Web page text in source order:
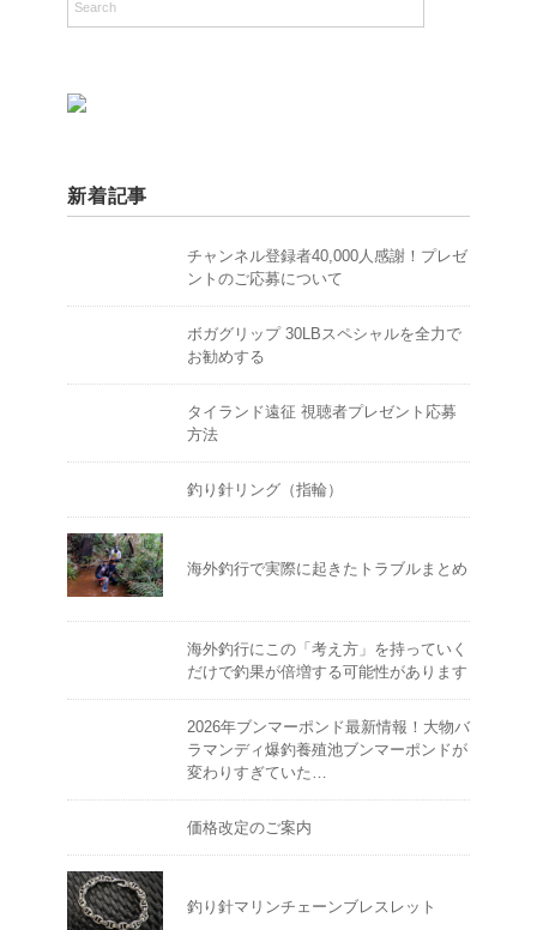
新着記事
チャンネル登録者40,000人感謝！プレゼ
ントのご応募について
ボガグリップ 30LBスペシャルを全力で
お勧めする
タイランド遠征 視聴者プレゼント応募
方法
釣り針リング（指輪）
海外釣行で実際に起きたトラブルまとめ
海外釣行にこの「考え方」を持っていく
だけで釣果が倍増する可能性があります
2026年ブンマーポンド最新情報！大物バ
ラマンディ爆釣養殖池ブンマーポンドが
変わりすぎていた…
価格改定のご案内
釣り針マリンチェーンブレスレット